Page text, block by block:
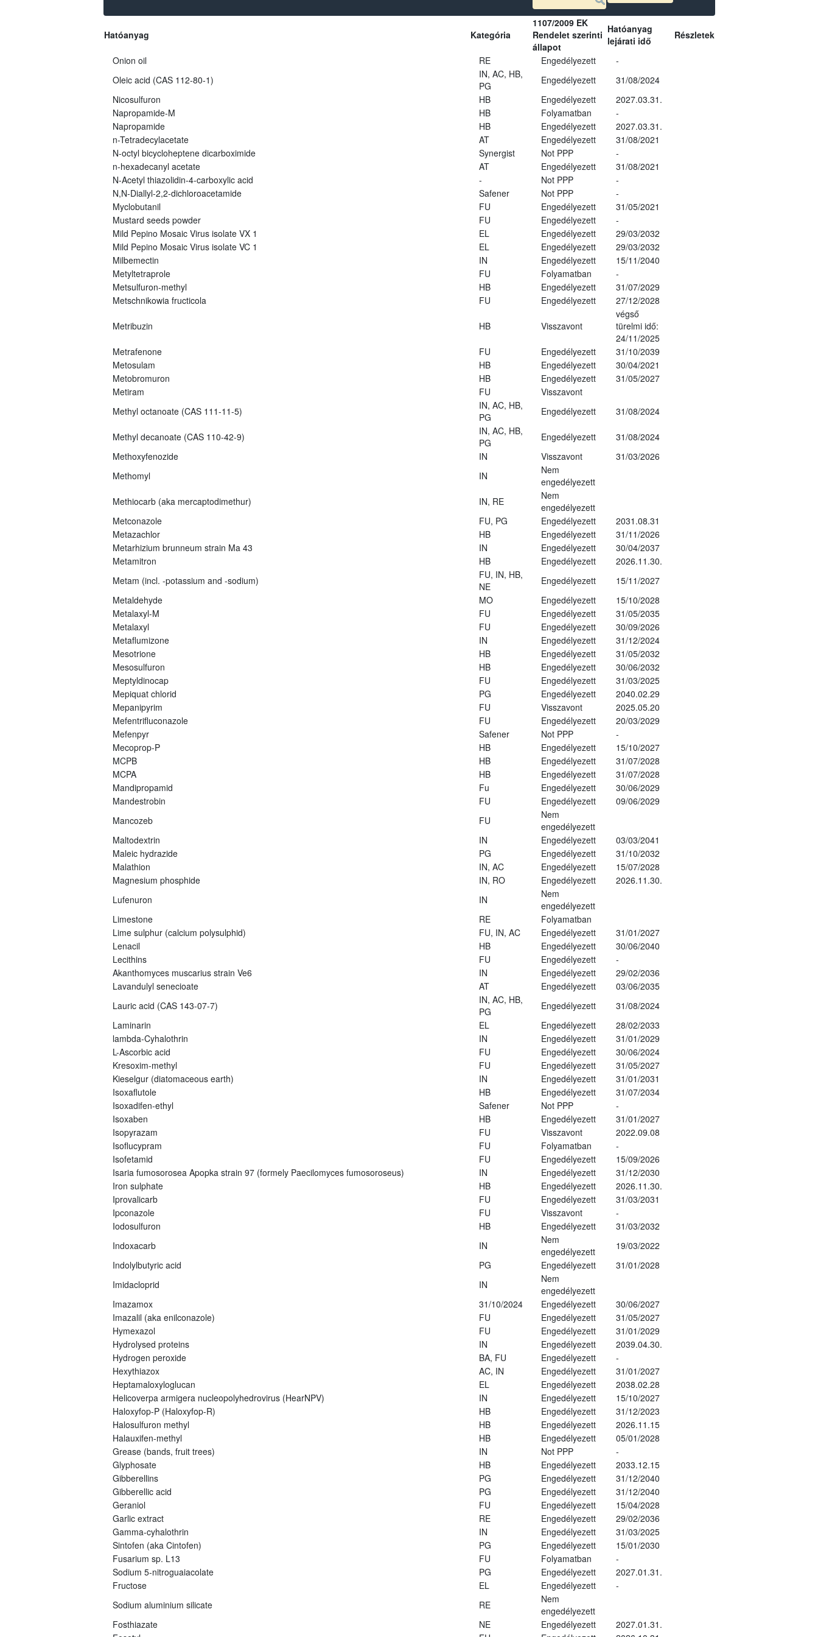
Hatóanyag Kategória
1107/2009 EK
Rendelet szerinti
állapot
Hatóanyag
lejárati idő
Részletek
Onion oil RE Engedélyezett
-
Oleic acid (CAS 112-80-1)
IN, AC, HB,
PG
Engedélyezett
31/08/2024
Nicosulfuron
HB Engedélyezett
2027.03.31.
Napropamide-M
HB Folyamatban
-
Napropamide
HB Engedélyezett
2027.03.31.
n-Tetradecylacetate
AT Engedélyezett
31/08/2021
N-octyl bicycloheptene dicarboximide
Synergist Not PPP
-
n-hexadecanyl acetate
AT Engedélyezett
31/08/2021
N-Acetyl thiazolidin-4-carboxylic acid
- Not PPP
-
N,N-Diallyl-2,2-dichloroacetamide
Safener Not PPP
-
Myclobutanil
FU Engedélyezett
31/05/2021
Mustard seeds powder
FU Engedélyezett
-
Mild Pepino Mosaic Virus isolate VX 1
EL Engedélyezett
29/03/2032
Mild Pepino Mosaic Virus isolate VC 1
EL Engedélyezett
29/03/2032
Milbemectin
IN Engedélyezett
15/11/2040
Metyltetraprole
FU Folyamatban
-
Metsulfuron-methyl
HB Engedélyezett
31/07/2029
Metschnikowia fructicola
FU Engedélyezett 27/12/2028
Metribuzin HB Visszavont
végső
türelmi idő:
24/11/2025
Metrafenone
FU Engedélyezett
31/10/2039
Metosulam
HB Engedélyezett
30/04/2021
Metobromuron
HB Engedélyezett
31/05/2027
Metiram
FU
Visszavont
Methyl octanoate (CAS 111-11-5)
IN, AC, HB,
PG
Engedélyezett 31/08/2024
Methyl decanoate (CAS 110-42-9)
IN, AC, HB,
PG
Engedélyezett
31/08/2024
Methoxyfenozide
IN Visszavont
31/03/2026
Methomyl
IN
Nem
engedélyezett
Methiocarb (aka mercaptodimethur)
IN, RE
Nem
engedélyezett
Metconazole
FU, PG Engedélyezett
2031.08.31
Metazachlor
HB Engedélyezett
31/11/2026
Metarhizium brunneum strain Ma 43
IN Engedélyezett
30/04/2037
Metamitron
HB Engedélyezett
2026.11.30.
Metam (incl. -potassium and -sodium)
FU, IN, HB,
NE
Engedélyezett
15/11/2027
Metaldehyde
MO Engedélyezett
15/10/2028
Metalaxyl-M
FU Engedélyezett
31/05/2035
Metalaxyl
FU Engedélyezett
30/09/2026
Metaflumizone
IN Engedélyezett
31/12/2024
Mesotrione
HB Engedélyezett
31/05/2032
Mesosulfuron
HB Engedélyezett
30/06/2032
Meptyldinocap
FU Engedélyezett
31/03/2025
Mepiquat chlorid
PG Engedélyezett
2040.02.29
Mepanipyrim
FU Visszavont
2025.05.20
Mefentrifluconazole
FU Engedélyezett
20/03/2029
Mefenpyr
Safener Not PPP
-
Mecoprop-P
HB Engedélyezett
15/10/2027
MCPB
HB Engedélyezett
31/07/2028
MCPA
HB Engedélyezett
31/07/2028
Mandipropamid
Fu Engedélyezett
30/06/2029
Mandestrobin
FU Engedélyezett
09/06/2029
Mancozeb
FU
Nem
engedélyezett
Maltodextrin
IN Engedélyezett
03/03/2041
Maleic hydrazide
PG Engedélyezett
31/10/2032
Malathion
IN, AC Engedélyezett
15/07/2028
Magnesium phosphide
IN, RO Engedélyezett
2026.11.30.
Lufenuron
IN
Nem
engedélyezett
Limestone
RE
Folyamatban
Lime sulphur (calcium polysulphid)
FU, IN, AC Engedélyezett
31/01/2027
Lenacil
HB Engedélyezett
30/06/2040
Lecithins
FU Engedélyezett
-
Akanthomyces muscarius strain Ve6
IN Engedélyezett
29/02/2036
Lavandulyl senecioate
AT Engedélyezett
03/06/2035
Lauric acid (CAS 143-07-7)
IN, AC, HB,
PG
Engedélyezett
31/08/2024
Laminarin
EL Engedélyezett
28/02/2033
lambda-Cyhalothrin
IN Engedélyezett
31/01/2029
L-Ascorbic acid
FU Engedélyezett
30/06/2024
Kresoxim-methyl
FU Engedélyezett
31/05/2027
Kieselgur (diatomaceous earth)
IN Engedélyezett
31/01/2031
Isoxaflutole
HB Engedélyezett
31/07/2034
Isoxadifen-ethyl
Safener Not PPP
-
Isoxaben
HB Engedélyezett
31/01/2027
Isopyrazam
FU Visszavont
2022.09.08
Isoflucypram
FU Folyamatban
-
Isofetamid
FU Engedélyezett
15/09/2026
Isaria fumosorosea Apopka strain 97 (formely Paecilomyces fumosoroseus)
IN Engedélyezett
31/12/2030
Iron sulphate
HB Engedélyezett
2026.11.30.
Iprovalicarb
FU Engedélyezett
31/03/2031
Ipconazole
FU Visszavont
-
Iodosulfuron
HB Engedélyezett
31/03/2032
Indoxacarb
IN
Nem
engedélyezett
19/03/2022
Indolylbutyric acid
PG Engedélyezett
31/01/2028
Imidacloprid
IN
Nem
engedélyezett
Imazamox
31/10/2024 Engedélyezett
30/06/2027
Imazalil (aka enilconazole)
FU Engedélyezett
31/05/2027
Hymexazol
FU Engedélyezett
31/01/2029
Hydrolysed proteins
IN Engedélyezett
2039.04.30.
Hydrogen peroxide
BA, FU Engedélyezett
-
Hexythiazox
AC, IN Engedélyezett
31/01/2027
Heptamaloxyloglucan
EL Engedélyezett
2038.02.28
Helicoverpa armigera nucleopolyhedrovirus (HearNPV)
IN Engedélyezett
15/10/2027
Haloxyfop-P (Haloxyfop-R)
HB Engedélyezett
31/12/2023
Halosulfuron methyl
HB Engedélyezett
2026.11.15
Halauxifen-methyl
HB Engedélyezett
05/01/2028
Grease (bands, fruit trees)
IN Not PPP
-
Glyphosate
HB Engedélyezett
2033.12.15
Gibberellins
PG Engedélyezett
31/12/2040
Gibberellic acid
PG Engedélyezett
31/12/2040
Geraniol
FU Engedélyezett
15/04/2028
Garlic extract
RE Engedélyezett
29/02/2036
Gamma-cyhalothrin
IN Engedélyezett
31/03/2025
Sintofen (aka Cintofen)
PG Engedélyezett
15/01/2030
Fusarium sp. L13
FU Folyamatban
-
Sodium 5-nitroguaiacolate
PG Engedélyezett
2027.01.31.
Fructose
EL Engedélyezett
-
Sodium aluminium silicate
RE
Nem
engedélyezett
Fosthiazate
NE Engedélyezett
2027.01.31.